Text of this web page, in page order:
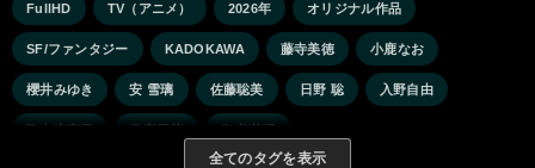
FullHD TV（アニメ） 2026年 オリジナル作品
SF/ファンタジー KADOKAWA 藤寺美徳 小鹿なお
櫻井みゆき 安 雪璃 佐藤聡美 日野 聡 入野自由
陶山恵実里 日高里菜 寿 美菜子
全てのタグを表示